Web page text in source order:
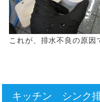
これが、排水不良の原因
キッチン シンク